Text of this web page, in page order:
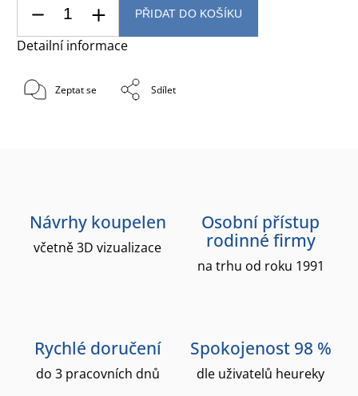
PŘIDAT DO KOŠÍKU
Detailní informace
Zeptat se Sdílet
Návrhy koupelen
včetně 3D vizualizace
Osobní přístup
rodinné firmy
na trhu od roku 1991
Rychlé doručení
do 3 pracovních dnů
Spokojenost 98 %
dle uživatelů heureky